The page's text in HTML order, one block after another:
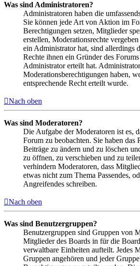
Was sind Administratoren?
Administratoren haben die
Sie können jede Art von Aktion im
Berechtigungen setzen, Mitglieder
erstellen, Moderationsrechte
ein Administrator hat, sind allerdings
Rechte ihnen ein Gründer des
Administrator erteilt hat.
Moderationsberechtigungen haben,
entsprechende Recht erteilt wurde.
Nach oben
Was sind Moderatoren?
Die Aufgabe der Moderatoren ist es,
Forum zu beobachten. Sie haben das
Beiträge zu ändern und zu löschen
zu öffnen, zu verschieben und zu
verhindern Moderatoren, dass
etwas nicht zum Thema Passendes,
Angreifendes schreiben.
Nach oben
Was sind Benutzergruppen?
Benutzergruppen sind Gruppen von
Mitglieder des Boards in für die
verwaltbare Einheiten aufteilt. Jedes
Gruppen angehören und jeder